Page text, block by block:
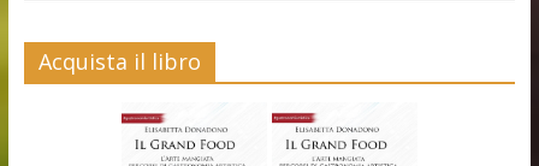
Acquista il libro